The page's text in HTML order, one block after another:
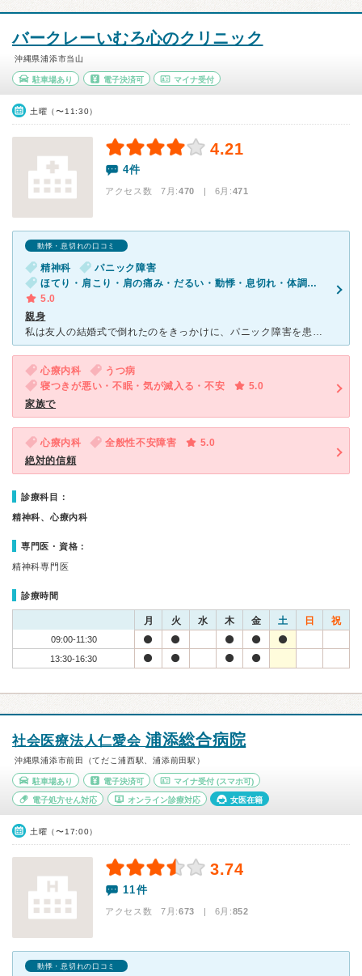
バークレーいむろ心のクリニック
沖縄県浦添市当山
駐車場あり 電子決済可 マイナ受付
土曜（〜11:30）
4.21
4件
アクセス数 7月:470 | 6月:471
動悸・息切れの口コミ
精神科
パニック障害
ほてり・肩こり・肩の痛み・だるい・動悸・息切れ・体調不良・寝つきが悪い・不眠・気が滅入る・不安
5.0
親身
私は友人の結婚式で倒れたのをきっかけに、パニック障害を患っています。 今できないことは、外食・1人行動・1人運転…何事も1人で居られないのです。 先生は最初から親身になって話を聞いて下さり、適切な
心療内科
うつ病
寝つきが悪い・不眠・気が滅入る・不安
5.0
家族で
心療内科 全般性不安障害
5.0
絶対的信頼
診療科目：
精神科、心療内科
専門医・資格：
精神科専門医
診療時間
月 火 水 木 金 土 日 祝
09:00-11:30
13:30-16:30
社会医療法人仁愛会 浦添総合病院
沖縄県浦添市前田（てだこ浦西駅、浦添前田駅）
駐車場あり 電子決済可 マイナ受付 (スマホ可)
電子処方せん対応 オンライン診療対応 女医在籍
土曜（〜17:00）
3.74
11件
アクセス数 7月:673 | 6月:852
動悸・息切れの口コミ